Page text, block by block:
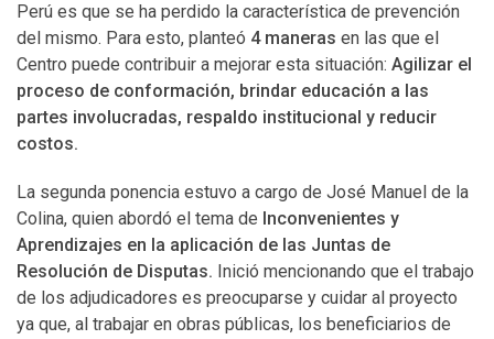
Perú es que se ha perdido la característica de prevención
del mismo. Para esto, planteó 4 maneras en las que el
Centro puede contribuir a mejorar esta situación: Agilizar el
proceso de conformación, brindar educación a las
partes involucradas, respaldo institucional y reducir
costos.
La segunda ponencia estuvo a cargo de José Manuel de la
Colina, quien abordó el tema de Inconvenientes y
Aprendizajes en la aplicación de las Juntas de
Resolución de Disputas. Inició mencionando que el trabajo
de los adjudicadores es preocuparse y cuidar al proyecto
ya que, al trabajar en obras públicas, los beneficiarios de